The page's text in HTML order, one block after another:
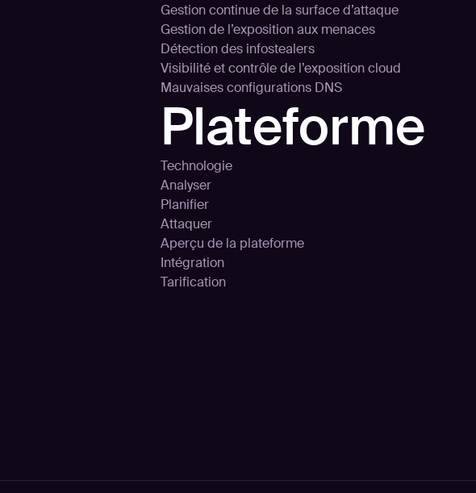
Gestion continue de la surface d’attaque
Gestion de l’exposition aux menaces
Détection des infostealers
Visibilité et contrôle de l’exposition cloud
Mauvaises configurations DNS
Plateforme
Technologie
Analyser
Planifier
Attaquer
Aperçu de la plateforme
Intégration
Tarification